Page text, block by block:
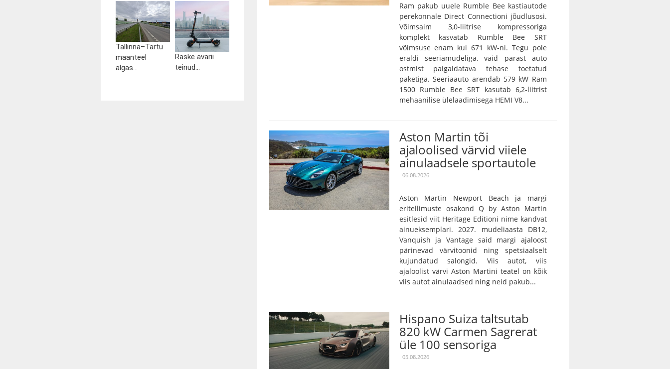
Tallinna–Tartu
maanteel
algas...
Raske avarii
teinud...
Ram pakub uuele Rumble Bee kastiautode
perekonnale Direct Connectioni jõudlusosi.
Võimsaim 3,0-liitrise kompressoriga
komplekt kasvatab Rumble Bee SRT
võimsuse enam kui 671 kW-ni. Tegu pole
eraldi seeriamudeliga, vaid pärast auto
ostmist paigaldatava tehase toetatud
paketiga. Seeriaauto arendab 579 kW Ram
1500 Rumble Bee SRT kasutab 6,2-liitrist
mehaanilise ülelaadimisega HEMI V8...
Aston Martin tõi
ajaloolised värvid viiele
ainulaadsele sportautole
06.08.2026
Aston Martin Newport Beach ja margi
eritellimuste osakond Q by Aston Martin
esitlesid viit Heritage Editioni nime kandvat
ainueksemplari. 2027. mudeliaasta DB12,
Vanquish ja Vantage said margi ajaloost
pärinevad värvitoonid ning spetsiaalselt
kujundatud salongid. Viis autot, viis
ajaloolist värvi Aston Martini teatel on kõik
viis autot ainulaadsed ning neid pakub...
Hispano Suiza taltsutab
820 kW Carmen Sagrerat
üle 100 sensoriga
05.08.2026